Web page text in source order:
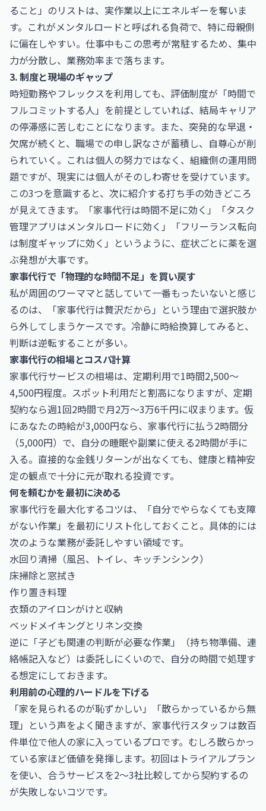
ること」のリストは、実作業以上にエネルギーを奪いま
す。これがメンタルロードと呼ばれる負荷で、特に母親側
に偏在しやすい。仕事中もこの思考が常駐するため、集中
力が分散し、業務効率まで落ちます。
3. 制度と現場のギャップ
時短勤務やフレックスを利用しても、評価制度が「時間で
フルコミットする人」を前提としていれば、結局キャリア
の停滞感に苦しむことになります。また、突発的な早退・
欠席が続くと、職場での申し訳なさが蓄積し、自尊心が削
られていく。これは個人の努力ではなく、組織側の運用問
題ですが、現実には個人がそのしわ寄せを受けています。
この3つを意識すると、次に紹介する打ち手の効きどころ
が見えてきます。「家事代行は時間不足に効く」「タスク
管理アプリはメンタルロードに効く」「フリーランス転向
は制度ギャップに効く」というように、症状ごとに薬を選
ぶ発想が大事です。
家事代行で「物理的な時間不足」を買い戻す
私が周囲のワーママと話していて一番もったいないと感じ
るのは、「家事代行は贅沢だから」という理由で選択肢か
ら外してしまうケースです。冷静に時給換算してみると、
判断は逆転することが多い。
家事代行の相場とコスパ計算
家事代行サービスの相場は、定期利用で1時間2,500〜
4,500円程度。スポット利用だと割高になりますが、定期
契約なら週1回2時間で月2万〜3万6千円に収まります。仮
にあなたの時給が3,000円なら、家事代行に払う2時間分
（5,000円）で、自分の睡眠や副業に使える2時間が手に
入る。直接的な金銭リターンが出なくても、健康と精神安
定の観点で十分に元が取れる投資です。
何を頼むかを最初に決める
家事代行を最大化するコツは、「自分でやらなくても支障
がない作業」を最初にリスト化しておくこと。具体的には
次のような業務が委託しやすい領域です。
水回り清掃（風呂、トイレ、キッチンシンク）
床掃除と窓拭き
作り置き料理
衣類のアイロンがけと収納
ベッドメイキングとリネン交換
逆に「子ども関連の判断が必要な作業」（持ち物準備、連
絡帳記入など）は委託しにくいので、自分の時間で処理す
る想定にしておきます。
利用前の心理的ハードルを下げる
「家を見られるのが恥ずかしい」「散らかっているから無
理」という声をよく聞きますが、家事代行スタッフは数百
件単位で他人の家に入っているプロです。むしろ散らかっ
ている家ほど価値を発揮します。初回はトライアルプラン
を使い、合うサービスを2〜3社比較してから契約するの
が失敗しないコツです。